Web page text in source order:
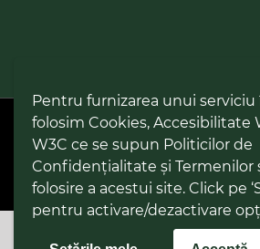
Pentru furnizarea unui
folosim Cookies, Accesibilitate
W3C ce se supun Politicilor de
Confidențialitate și Termenilor
folosire a acestui site. Click pe
pentru activare/dezactivare
PPW @2026 |Hartă Website|Setări
Politică de utilizare Cookies|Politică de
Termeni și condiții de utilizare a